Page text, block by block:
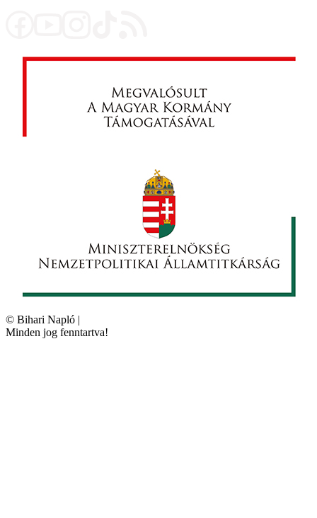
© Bihari Napló |
Minden jog fenntartva!